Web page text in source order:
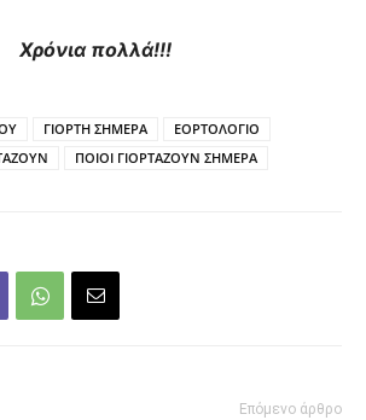
Χρόνια πολλά!!!
ΓΙΟΡΤΗ ΣΗΜΕΡΑ
ΕΟΡΤΟΛΟΓΙΟ
ΠΟΙΟΙ ΓΙΟΡΤΑΖΟΥΝ ΣΗΜΕΡΑ
Επόμενο άρθρο